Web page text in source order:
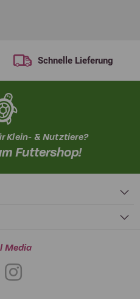
Schnelle Lieferung
Klein- & Nutztiere?
Futtershop!
Media